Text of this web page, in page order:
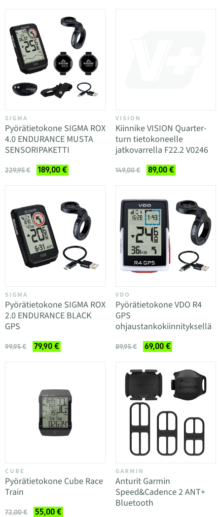
SIGMA
Pyörätietokone SIGMA ROX
4.0 ENDURANCE MUSTA
SENSORIPAKETTI
229,95 € 189,00 €
VISION
Kiinnike VISION Quarter-
turn tietokoneelle
jatkovarrella F22.2 V0246
149,00 € 89,00 €
SIGMA
Pyörätietokone SIGMA ROX
2.0 ENDURANCE BLACK
GPS
99,95 € 79,90 €
VDO
Pyörätietokone VDO R4
GPS
ohjaustankokiinnityksellä
89,95 € 69,00 €
CUBE
Pyörätietokone Cube Race
Train
72,00 € 55,00 €
GARMIN
Anturit Garmin
Speed&Cadence 2 ANT+
Bluetooth